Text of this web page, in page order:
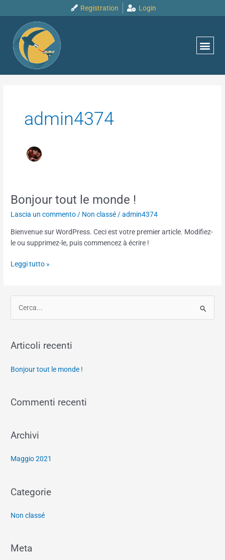
al
contenuto
Registration Login
admin4374
Bonjour tout le monde !
Lascia un commento / Non classé /admin4374
Bienvenue sur WordPress. Ceci est votre premier article. Modifiez-
le ou supprimez-le, puis commencez à écrire !
Bonjour
le
monde !
Leggi tutto »
cArticoli recenti
Bonjour tout le monde !
Commenti recenti
Archivi
Maggio 2021
Categorie
Non classé
Meta